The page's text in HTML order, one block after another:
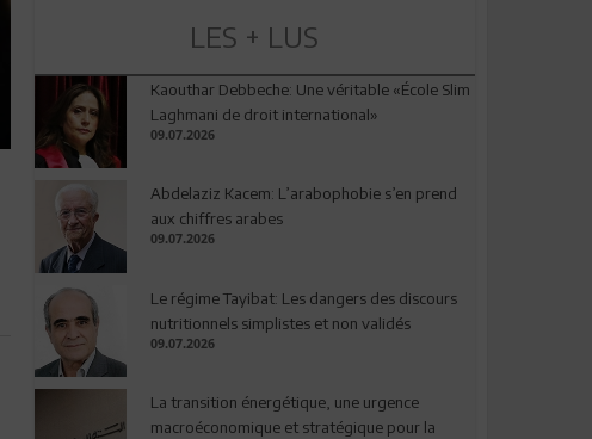
LES + LUS
Kaouthar Debbeche: Une véritable «École Slim
Laghmani de droit international»
09.07.2026
Abdelaziz Kacem: L’arabophobie s’en prend
aux chiffres arabes
09.07.2026
Le régime Tayibat: Les dangers des discours
nutritionnels simplistes et non validés
09.07.2026
La transition énergétique, une urgence
macroéconomique et stratégique pour la